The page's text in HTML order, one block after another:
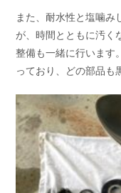
また、耐水性と塩噛み
が、時間とともに汚く
整備も一緒に行います
っており、どの部品も